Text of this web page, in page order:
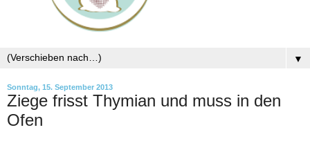
▼
Sonntag, 15. September 2013
Ziege frisst Thymian und muss in den
Ofen